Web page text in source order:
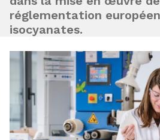
réglementation
isocyanates.